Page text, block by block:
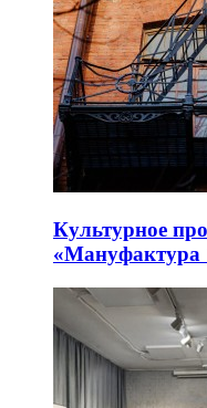
Культурное
«Мануфактура